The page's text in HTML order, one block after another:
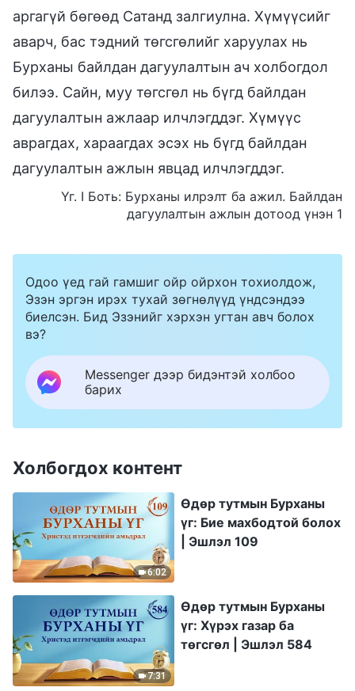
аргагүй бөгөөд Сатанд залгиулна. Хүмүүсийг
аварч, бас тэдний төгсгөлийг харуулах нь
Бурханы байлдан дагуулалтын ач холбогдол
билээ. Сайн, муу төгсгөл нь бүгд байлдан
дагуулалтын ажлаар илчлэгддэг. Хүмүүс
аврагдах, хараагдах эсэх нь бүгд байлдан
дагуулалтын ажлын явцад илчлэгддэг.
Үг. I Боть: Бурханы илрэлт ба ажил. Байлдан
дагуулалтын ажлын дотоод үнэн 1
Одоо үед гай гамшиг ойр ойрхон тохиолдож,
Эзэн эргэн ирэх тухай зөгнөлүүд үндсэндээ
биелсэн. Бид Эзэнийг хэрхэн угтан авч болох
вэ?
Messenger дээр бидэнтэй холбоо
барих
Холбогдох контент
6:02
Өдөр тутмын Бурханы
үг: Бие махбодтой болох
| Эшлэл 109
7:31
Өдөр тутмын Бурханы
үг: Хүрэх газар ба
төгсгөл | Эшлэл 584